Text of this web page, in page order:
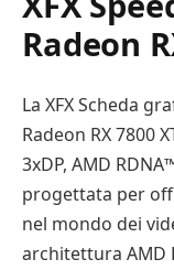
Radeon
La XFX Scheda
Radeon RX 7800
3xDP, AMD
progettata per
nel mondo dei
architettura AMD